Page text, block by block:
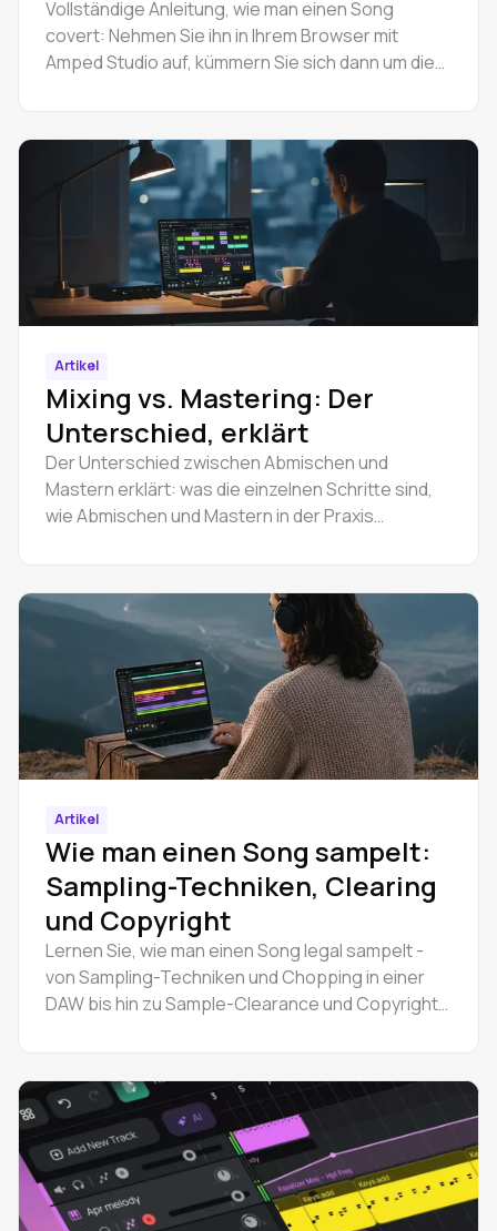
Veröffentlichung
Vollständige Anleitung, wie man einen Song
covert: Nehmen Sie ihn in Ihrem Browser mit
Amped Studio auf, kümmern Sie sich dann um die
Artikel
Mixing vs. Mastering: Der
Unterschied, erklärt
Der Unterschied zwischen Abmischen und
Mastern erklärt: was die einzelnen Schritte sind,
wie Abmischen und Mastern in der Praxis
Artikel
Wie man einen Song sampelt:
Sampling-Techniken, Clearing
und Copyright
Lernen Sie, wie man einen Song legal sampelt -
von Sampling-Techniken und Chopping in einer
DAW bis hin zu Sample-Clearance und Copyright.